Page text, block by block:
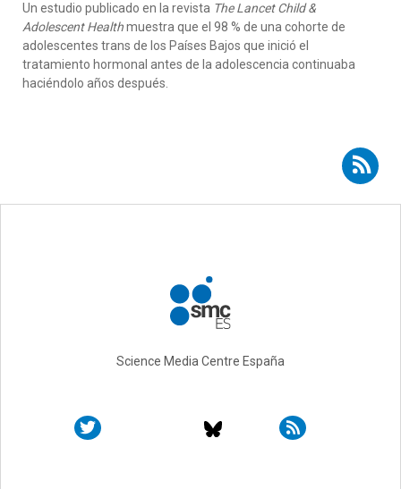
Un estudio publicado en la revista The Lancet Child &
Adolescent Healthmuestra que el 98 % de una cohorte de
adolescentes trans de los Países Bajos que inició el
tratamiento hormonal antes de la adolescencia continuaba
haciéndolo años después.
Suscribirse a RSS - Antonio Becerra Fernández
Science Media Centre España